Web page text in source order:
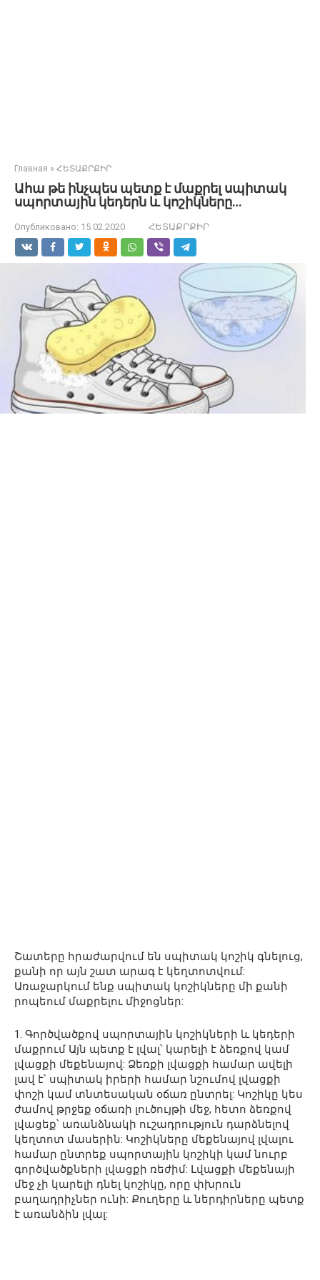
Главная » ՀԵՏԱՔՐՔԻՐ
Ահա թե ինչպես պետք է մաքրել սպիտակ
սպորտային կեդերն և կոշիկները…
Опубликовано: 15.02.2020 ՀԵՏԱՔՐՔԻՐ
Շատերը հրաժարվում են սպիտակ կոշիկ գնելուց,
քանի որ այն շատ արագ է կեղտոտվում:
Առաջարկում ենք սպիտակ կոշիկները մի քանի
րոպեում մաքրելու միջոցներ:
1. Գործվածքով սպորտային կոշիկների և կեդերի
մաքրում Այն պետք է լվալ՝ կարելի է ձեռքով կամ
լվացքի մեքենայով: Ձեռքի լվացքի համար ավելի
լավ է՝ սպիտակ իրերի համար նշումով լվացքի
փոշի կամ տնտեսական օճառ ընտրել: Կոշիկը կես
ժամով թրջեք օճառի լուծույթի մեջ, հետո ձեռքով
լվացեք՝ առանձնակի ուշադրություն դարձնելով
կեղտոտ մասերին: Կոշիկները մեքենայով լվալու
համար ընտրեք սպորտային կոշիկի կամ նուրբ
գործվածքների լվացքի ռեժիմ: Լվացքի մեքենայի
մեջ չի կարելի դնել կոշիկը, որը փխրուն
բաղադրիչներ ունի: Քուղերը և ներդիրները պետք
է առանձին լվալ: